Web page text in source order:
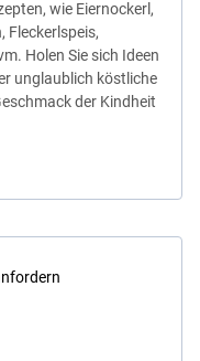
wie Eiernockerl,
Fleckerlspeis,
Holen Sie sich Ideen
unglaublich köstliche
der Kindheit